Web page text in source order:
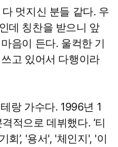
멋지신 분들 같다. 우
데 칭찬을 받으니 앞
음이 든다. 울컥한 기
고 있어서 다행이라
랑 가수다. 1996년 1
적으로 데뷔했다. ‘티
회’, '용서', '체인지', '이